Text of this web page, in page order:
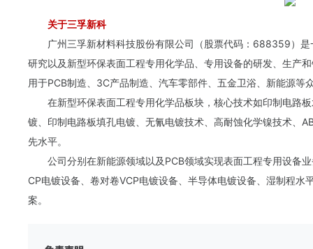
关于三孚新科
广州三孚新材料科技股份有限公司（股票代码：688359）
研究以及新型环保表面工程专用化学品、专用设备的研发、生产
用于PCB制造、3C产品制造、汽车零部件、五金卫浴、新能源等
在新型环保表面工程专用化学品板块，核心技术如印制电路
镀、印制电路板填孔电镀、无氰电镀技术、高耐蚀化学镍技术、
先水平。
公司分别在新能源领域以及PCB领域实现表面工程专用设备
CP电镀设备、卷对卷VCP电镀设备、半导体电镀设备、湿制程
案。